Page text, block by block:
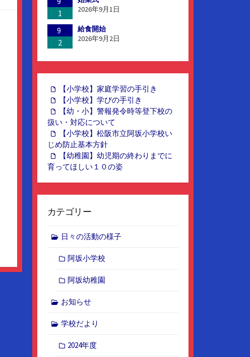
1
2026年9月1日
9
2
給食開始
2026年9月2日
【小学校】家庭学習の手引き
【小学校】学びの手引き
【幼・小】警報発令時等登下校の
扱い・対応について
【小学校】松阪市立阿坂小学校い
じめ防止基本方針
【幼稚園】幼児期の終わりまでに
育ってほしい１０の姿
カテゴリー
日々の活動の様子
阿坂小学校
阿坂幼稚園
お知らせ
学校だより
2024年度